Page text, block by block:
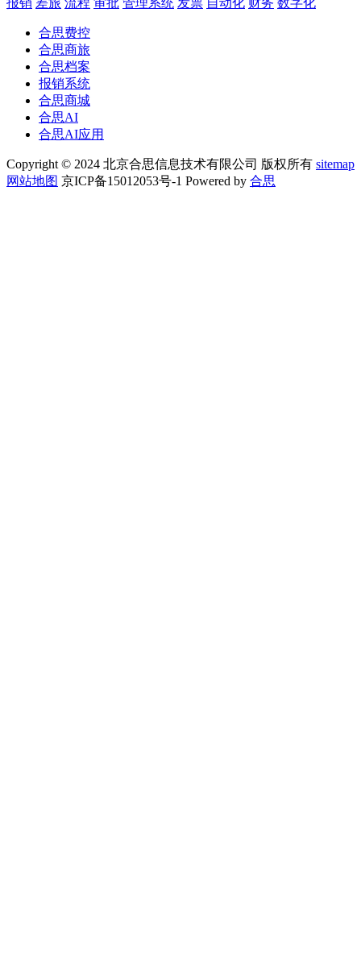
报销 差旅 流程 审批 管理系统 发票 自动化 财务 数字化
合思费控
合思商旅
合思档案
报销系统
合思商城
合思AI
合思AI应用
Copyright © 2024 北京合思信息技术有限公司 版权所有 sitemap
网站地图 京ICP备15012053号-1 Powered by 合思